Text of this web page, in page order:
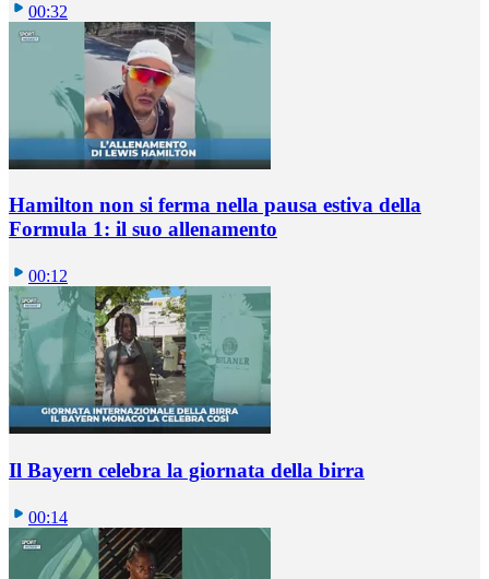
00:32
Hamilton non si ferma nella pausa estiva della
Formula 1: il suo allenamento
00:12
Il Bayern celebra la giornata della birra
00:14